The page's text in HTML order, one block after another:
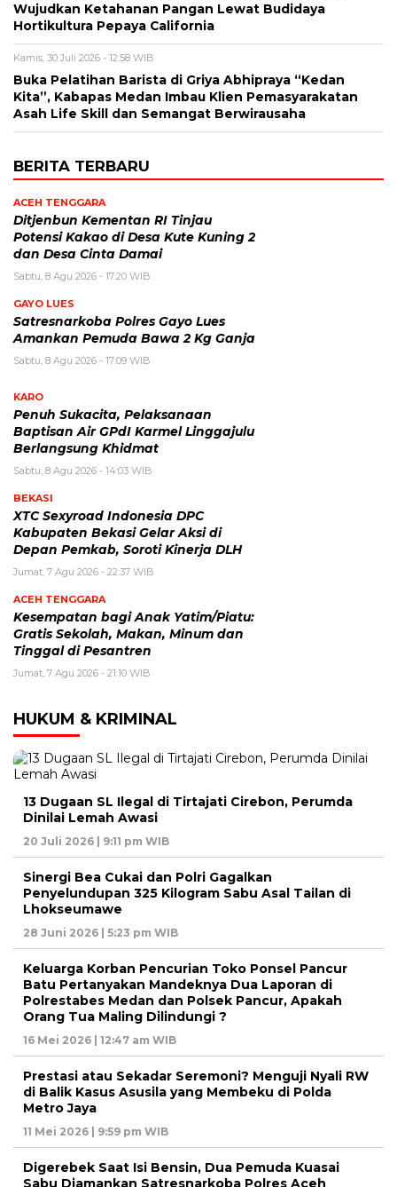
Wujudkan Ketahanan Pangan Lewat Budidaya
Hortikultura Pepaya California
Kamis, 30 Juli 2026 - 12:58 WIB
Buka Pelatihan Barista di Griya Abhipraya “Kedan
Kita”, Kabapas Medan Imbau Klien Pemasyarakatan
Asah Life Skill dan Semangat Berwirausaha
BERITA TERBARU
ACEH TENGGARA
Ditjenbun Kementan RI Tinjau
Potensi Kakao di Desa Kute Kuning 2
dan Desa Cinta Damai
Sabtu, 8 Agu 2026 - 17:20 WIB
GAYO LUES
Satresnarkoba Polres Gayo Lues
Amankan Pemuda Bawa 2 Kg Ganja
Sabtu, 8 Agu 2026 - 17:09 WIB
KARO
Penuh Sukacita, Pelaksanaan
Baptisan Air GPdI Karmel Linggajulu
Berlangsung Khidmat
Sabtu, 8 Agu 2026 - 14:03 WIB
BEKASI
XTC Sexyroad Indonesia DPC
Kabupaten Bekasi Gelar Aksi di
Depan Pemkab, Soroti Kinerja DLH
Jumat, 7 Agu 2026 - 22:37 WIB
ACEH TENGGARA
Kesempatan bagi Anak Yatim/Piatu:
Gratis Sekolah, Makan, Minum dan
Tinggal di Pesantren
Jumat, 7 Agu 2026 - 21:10 WIB
HUKUM & KRIMINAL
13 Dugaan SL Ilegal di Tirtajati Cirebon, Perumda
Dinilai Lemah Awasi
20 Juli 2026 | 9:11 pm WIB
Sinergi Bea Cukai dan Polri Gagalkan
Penyelundupan 325 Kilogram Sabu Asal Tailan di
Lhokseumawe
28 Juni 2026 | 5:23 pm WIB
Keluarga Korban Pencurian Toko Ponsel Pancur
Batu Pertanyakan Mandeknya Dua Laporan di
Polrestabes Medan dan Polsek Pancur, Apakah
Orang Tua Maling Dilindungi ?
16 Mei 2026 | 12:47 am WIB
Prestasi atau Sekadar Seremoni? Menguji Nyali RW
di Balik Kasus Asusila yang Membeku di Polda
Metro Jaya
11 Mei 2026 | 9:59 pm WIB
Digerebek Saat Isi Bensin, Dua Pemuda Kuasai
Sabu Diamankan Satresnarkoba Polres Aceh